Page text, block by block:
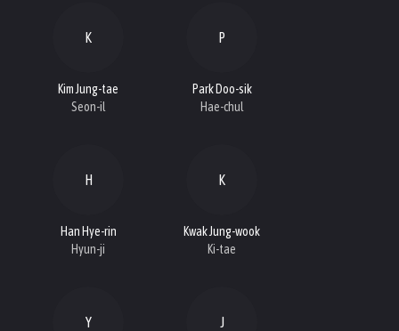
K
Kim Jung-tae
Seon-il
P
Park Doo-sik
Hae-chul
H
Han Hye-rin
Hyun-ji
K
Kwak Jung-wook
Ki-tae
Y J